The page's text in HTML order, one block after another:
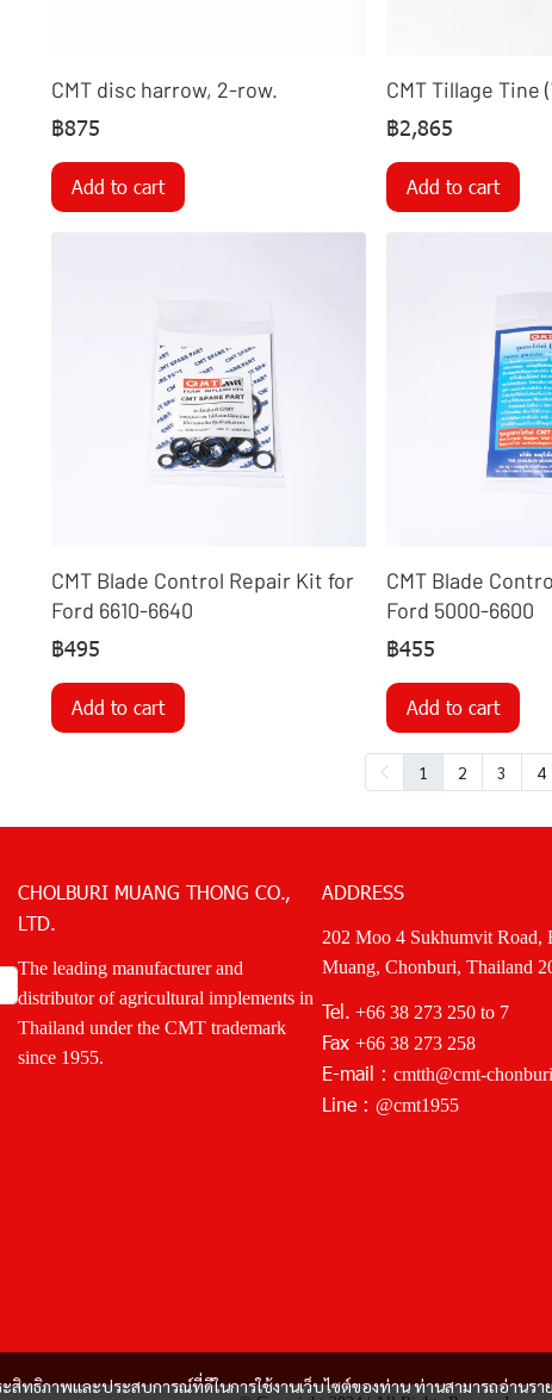
CMT disc harrow, 2-row.
฿875
Add to cart
CMT Tillage Tine
฿2,865
Add to cart
CMT Blade Control Repair Kit for
Ford 6610-6640
฿495
Add to cart
CMT Blade
Ford 5000-6600
฿455
Add to cart
1 2 3 4
สิทธิภาพและประสบการณ์ที่ดีในการใช้งานเว็บไซต์ของท่าน ท่านสามารถอ่านรา
CHOLBURI MUANG THONG CO.,
LTD.
The leading manufacturer and
distributor of agricultural implements in
Thailand under the CMT trademark
since 1955.
ADDRESS
202 Moo 4 Sukhumvit Road,
Muang, Chonburi, Thailand
Tel. +66 38 273 250 to 7
Fax +66 38 273 258
E-mail : cmtth@cmt-
Line : @cmt1955